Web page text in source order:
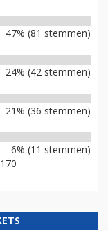
47% (81 stemmen)
24% (42 stemmen)
21% (36 stemmen)
6% (11 stemmen)